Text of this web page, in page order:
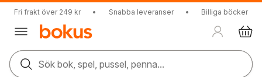
Fri frakt över 249 kr • Snabba leveranser • Billiga böcker
Sök bok, spel, pussel, penna...